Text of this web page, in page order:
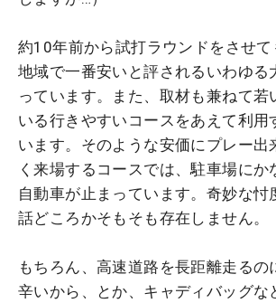
約10年前から試打ラウンドをさせて
地域で一番安いと評されるいわゆる
っています。また、取材も兼ねて若
いる行きやすいコースをあえて利用
います。そのような安価にプレー出
く来場するコースでは、駐車場にか
自動車が止まっています。奇妙な忖
話どころかそもそも存在しません。
もちろん、高速道路を長距離走るの
辛いから、とか、キャディバッグな